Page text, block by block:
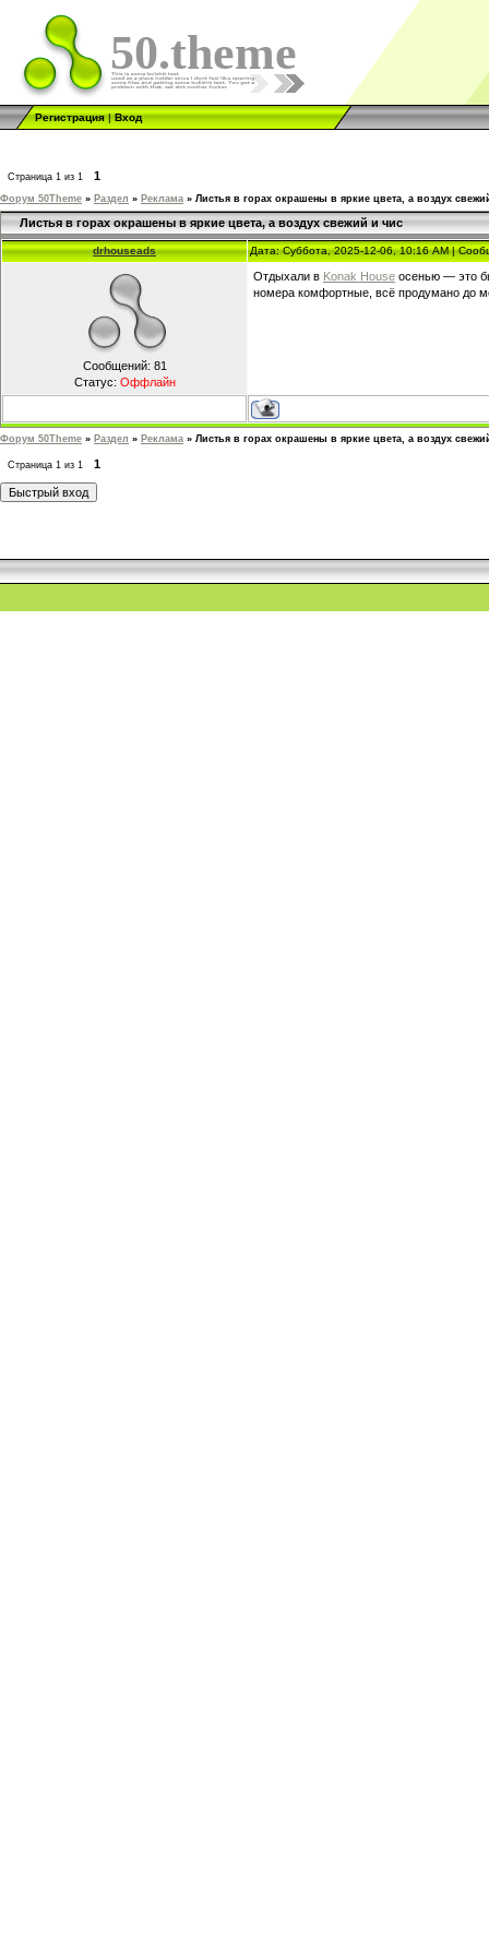
50.theme
Регистрация|Вход
Страница 1 из 1 1
Форум 50Theme » Раздел » Реклама » Листья в горах окрашены в яркие цвета, а воздух
Листья в горах окрашены в яркие цвета, а воздух свежий и чис
drhouseads Дата: Суббота, 2025-12-06, 10:16 AM |
Сообщений: 81
Статус: Оффлайн
Отдыхали в Konak House осенью — это
номера комфортные, всё продумано до
Форум 50Theme » Раздел » Реклама » Листья в горах окрашены в яркие цвета, а воздух
Страница 1 из 1 1